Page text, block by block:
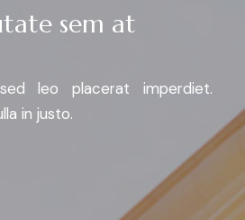
sem at
leo placerat imperdiet.
in justo.